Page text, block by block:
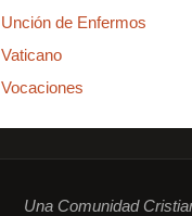
Unción de Enfermos
Vaticano
Vocaciones
Una Comunidad